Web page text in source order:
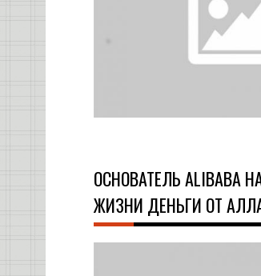
ОСНОВАТЕЛЬ ALIBABA
ЖИЗНИ ДЕНЬГИ ОТ